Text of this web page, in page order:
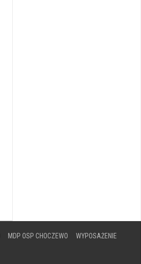
MDP OSP CHOCZEWO WYPOSAŻENIE